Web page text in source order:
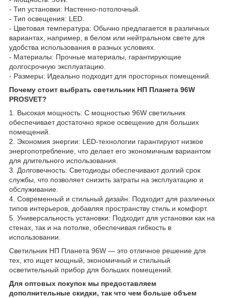
- Тип установки: Настенно-потолочный.
- Тип освещения: LED.
- Цветовая температура: Обычно предлагается в различных
вариантах, например, в белом или нейтральном свете для
удобства использования в разных условиях.
- Материалы: Прочные материалы, гарантирующие
долгосрочную эксплуатацию.
- Размеры: Идеально подходит для просторных помещений.
Почему стоит выбрать светильник НП Планета 96W
PROSVET?
1. Высокая мощность: С мощностью 96W светильник
обеспечивает достаточно яркое освещение для больших
помещений.
2. Экономия энергии: LED-технологии гарантируют низкое
энергопотребление, что делает его экономичным вариантом
для длительного использования.
3. Долговечность: Светодиоды обеспечивают долгий срок
службы, что позволяет снизить затраты на эксплуатацию и
обслуживание.
4. Современный и стильный дизайн: Подходит для различных
типов интерьеров, добавляя пространству стиль и комфорт.
5. Универсальность установки: Подходит для установки как на
стенах, так и на потолке, обеспечивая гибкость в
использовании.
Светильник НП Планета 96W — это отличное решение для
тех, кто ищет мощный, экономичный и стильный
осветительный прибор для больших помещений.
Для оптовых покупок мы предоставляем
дополнительные скидки, так что чем больше объем